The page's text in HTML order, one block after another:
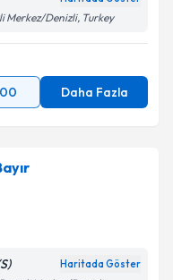
Merkez/Denizli, Turkey
Daha Fazla
Haritada Göster